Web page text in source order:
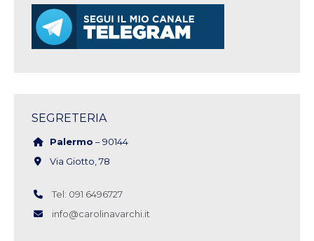
SEGRETERIA
Palermo – 90144
Via Giotto, 78
Tel: 091 6496727
info@carolinavarchi.it